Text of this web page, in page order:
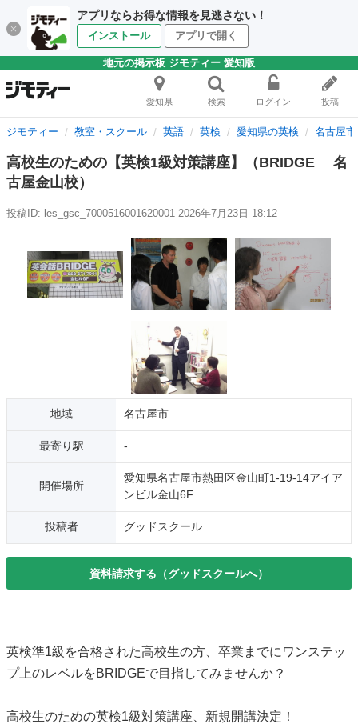
アプリならお得な情報を見逃さない！
インストール アプリで開く
地元の掲示板 ジモティー 愛知版
愛知県 検索 ログイン 投稿
ジモティー 教室・スクール 英語 英検 愛知県の英検 名古屋
高校生のための【英検1級対策講座】（BRIDGE 名
古屋金山校）
投稿ID: les_gsc_7000516001620001 2026年7月23日 18:12
地域 名古屋市
最寄り駅 -
開催場所
愛知県名古屋市熱田区金山町1-19-14アイア
ンビル金山6F
投稿者 グッドスクール
資料請求する（グッドスクールへ）
英検準1級を合格された高校生の方、卒業までにワンステッ
プ上のレベルをBRIDGEで目指してみませんか？
高校生のための英検1級対策講座、新規開講決定！